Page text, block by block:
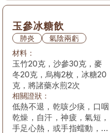
玉參冰糖飲
肺炎
氣陰兩虧
材料：
玉竹20克，沙參30克，麥
冬20克，烏梅2枚，冰糖20
克，將諸藥水煎2次
相關證狀：
低熱不退，乾咳少痰，口咽
乾燥，自汗，神疲，氣短，
手足心熱，或手指蠕動，唇